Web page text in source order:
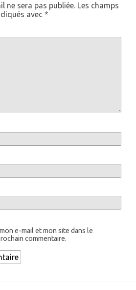
ne sera pas publiée. Les champs
avec *
e-mail et mon site dans le
commentaire.